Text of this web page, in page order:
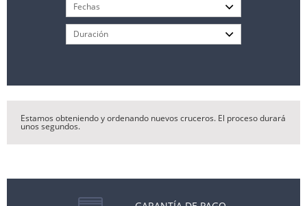
Estamos obteniendo y ordenando nuevos cruceros. El proceso durará
unos segundos.